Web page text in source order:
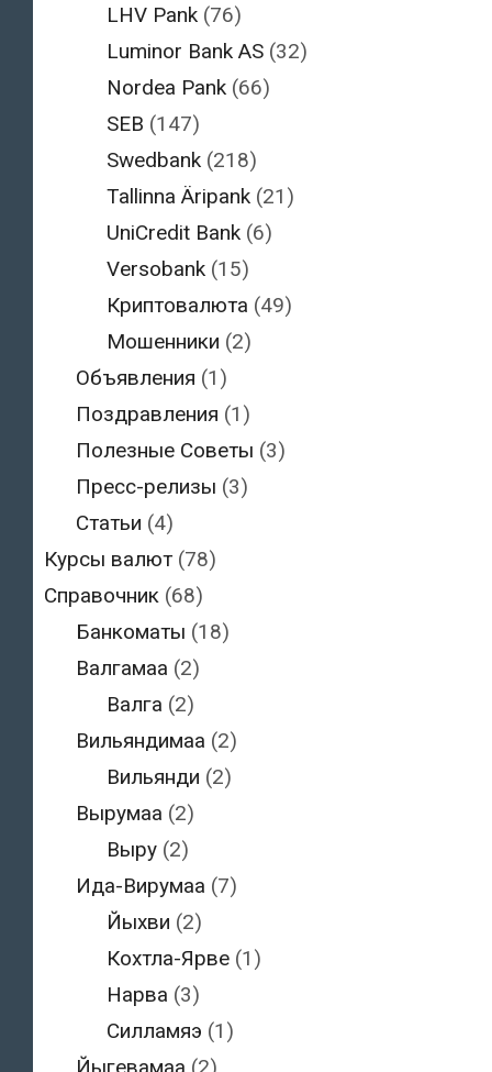
LHV Pank (76)
Luminor Bank AS (32)
Nordea Pank (66)
SEB (147)
Swedbank (218)
Tallinna Äripank (21)
UniCredit Bank (6)
Versobank (15)
Криптовалюта (49)
Мошенники (2)
Объявления (1)
Поздравления (1)
Полезные Советы (3)
Пресс-релизы (3)
Статьи (4)
Курсы валют (78)
Справочник (68)
Банкоматы (18)
Валгамаа (2)
Валга (2)
Вильяндимаа (2)
Вильянди (2)
Вырумаа (2)
Выру (2)
Ида-Вирумаа (7)
Йыхви (2)
Кохтла-Ярве (1)
Нарва (3)
Силламяэ (1)
Йыгевамаа (2)